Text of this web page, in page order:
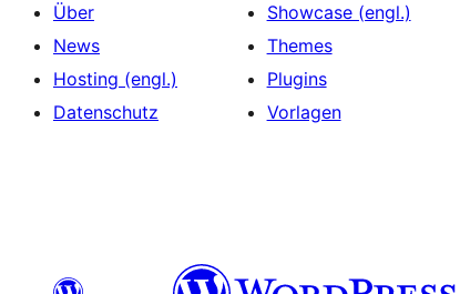
Über
News
Hosting (engl.)
Datenschutz
Showcase (engl.)
Themes
Plugins
Vorlagen